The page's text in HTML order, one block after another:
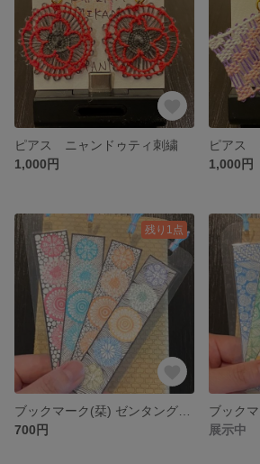
ピアス ニャンドゥティ刺繍
1,000円
ピアス
1,000円
残り1点
700円
展示中